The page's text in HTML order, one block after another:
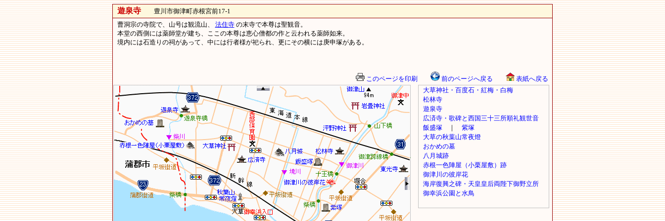
遊泉寺豊川市御津町赤根宮前17-1
曹洞宗の寺院で、山号は観流山、 法住寺の末寺で本尊は聖観音。
本堂の西側には薬師堂が建ち、ここの本尊は恵心僧都の作と云われる薬師如来。
境内には石造りの祠があって、中には行者様が祀られ、更にその横には庚申塚がある。
このページを印刷 前のページへ戻る 表紙へ戻る